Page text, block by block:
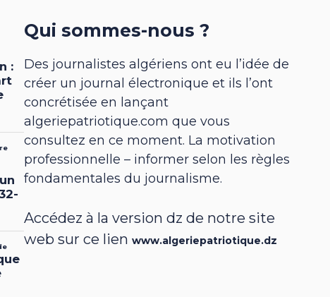
Qui sommes-nous ?
Des journalistes algériens ont eu l’idée de
créer un journal électronique et ils l’ont
concrétisée en lançant
algeriepatriotique.com que vous
consultez en ce moment. La motivation
professionnelle – informer selon les règles
fondamentales du journalisme.
Accédez à la version dz de notre site
web sur ce lienwww.algeriepatriotique.dz